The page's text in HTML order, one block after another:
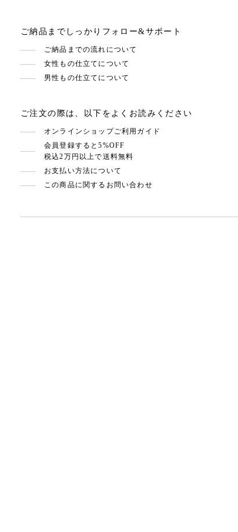
ご納品までしっかりフォロー&サポート
ご納品までの流れについて
女性もの仕立てについて
男性もの仕立てについて
ご注文の際は、以下をよくお読みください
オンラインショップご利用ガイド
会員登録すると5%OFF
税込2万円以上で送料無料
お支払い方法について
この商品に関するお問い合わせ